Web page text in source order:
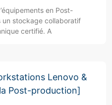
en Post-
un stockage collaboratif
certifié. A
Lenovo &
Post-production]